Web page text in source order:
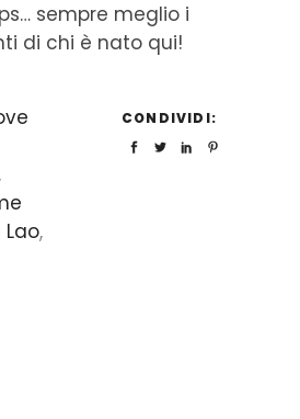
sempre meglio i
di chi è nato qui!
,
CONDIVIDI: